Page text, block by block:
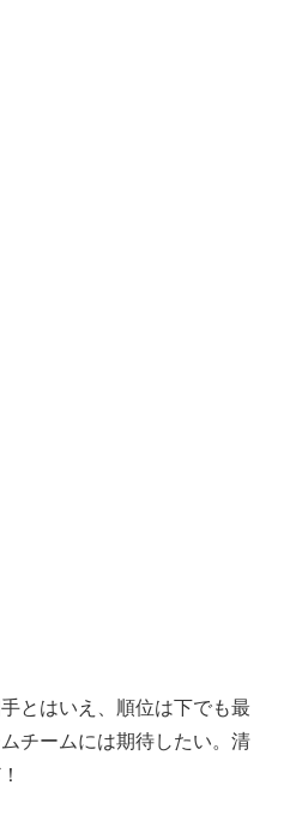
手とはいえ、順位は下でも最
チームには期待したい。清